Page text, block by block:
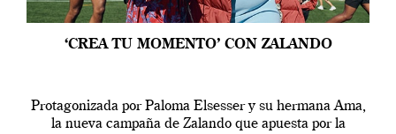
‘CREA TU MOMENTO’ CON ZALANDO
Protagonizada por Paloma Elsesser y su hermana Ama,
la nueva campaña de Zalando que apuesta por la